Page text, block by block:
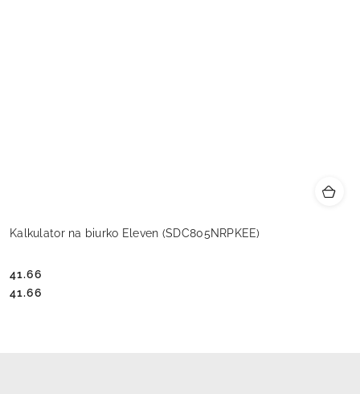
Kalkulator na biurko Eleven (SDC805NRPKEE)
Cena:
41.66
Cena:
41.66